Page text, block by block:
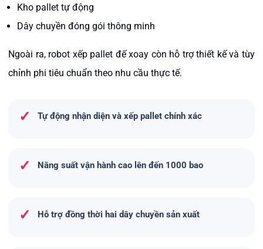
Kho pallet tự động
Dây chuyền đóng gói thông minh
Ngoài ra, robot xếp pallet đế xoay còn hỗ trợ thiết kế và tùy
chỉnh phi tiêu chuẩn theo nhu cầu thực tế.
✓ Tự động nhận diện và xếp pallet chính xác
✓ Năng suất vận hành cao lên đến 1000 bao
✓ Hỗ trợ đồng thời hai dây chuyền sản xuất